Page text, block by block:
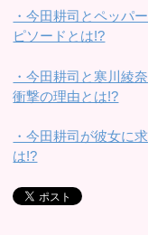
・今田耕司とペッパ
ピソードとは!?
・今田耕司と寒川綾
衝撃の理由とは!?
・今田耕司が彼女に
は!?